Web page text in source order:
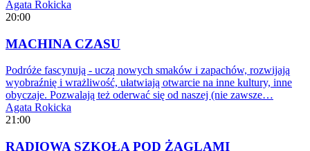
Agata Rokicka
20:00
MACHINA CZASU
Podróże fascynują - uczą nowych smaków i zapachów, rozwijają
wyobraźnię i wrażliwość, ułatwiają otwarcie na inne kultury, inne
obyczaje. Pozwalają też oderwać się od naszej (nie zawsze…
Agata Rokicka
21:00
RADIOWA SZKOŁA POD ŻAGLAMI